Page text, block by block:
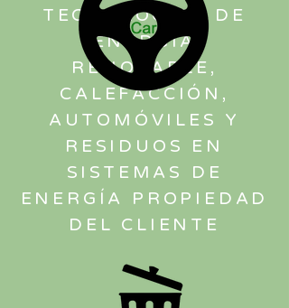
TECNOLOGÍAS DE
ENERGÍA
RENOVABLE,
CALEFACCIÓN,
AUTOMÓVILES Y
RESIDUOS EN
SISTEMAS DE
ENERGÍA PROPIEDAD
DEL CLIENTE